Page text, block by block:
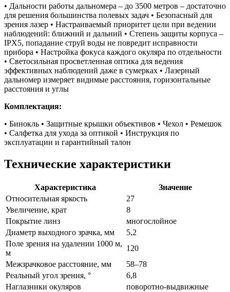
• Дальности работы дальномера – до 3500 метров – достаточно
для решения большинства полевых задач • Безопасный для
зрения лазер • Настраиваемый приоритет цели при ведении
наблюдений: ближний и дальний • Степень защиты корпуса –
IPX5, попадание струй воды не повредит исправности
прибора • Настройка фокуса каждого окуляра по отдельности
• Светосильная просветленная оптика для ведения
эффективных наблюдений даже в сумерках • Лазерный
дальномер измеряет видимые расстояния, горизонтальные
расстояния и углы
Комплектация:
• Бинокль • Защитные крышки объективов • Чехол • Ремешок
• Салфетка для ухода за оптикой • Инструкция по
эксплуатации и гарантийный талон
Технические характеристики
Характеристика
Значение
Относительная яркость
27
Увеличение, крат
8
Покрытие линз
многослойное
Диаметр выходного зрачка, мм
5,2
Поле зрения на удалении 1000 м,
м
120
Межзрачковое расстояние, мм
58–78
Реальный угол зрения, °
6,8
Наглазники окуляров
поворотно-выдвижные